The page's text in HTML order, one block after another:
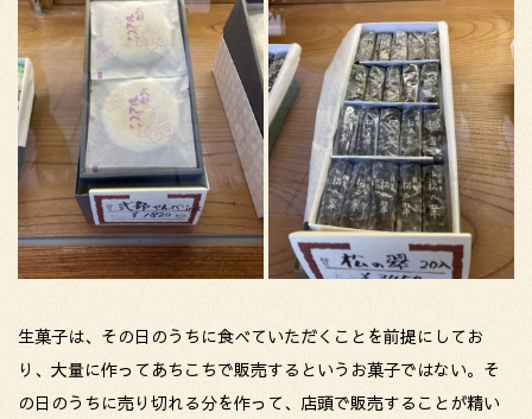
生菓子は、その日のうちに食べていただくことを前提にしてお
り、大量に作ってあちこちで販売するというお菓子ではない。そ
の日のうちに売り切れる分を作って、店頭で販売することが精い